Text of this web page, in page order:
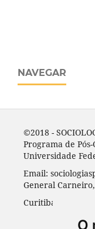
O
NAVEGAR
©2018 -
Programa de
Universidade
Email:
General
Curitiba - PR |